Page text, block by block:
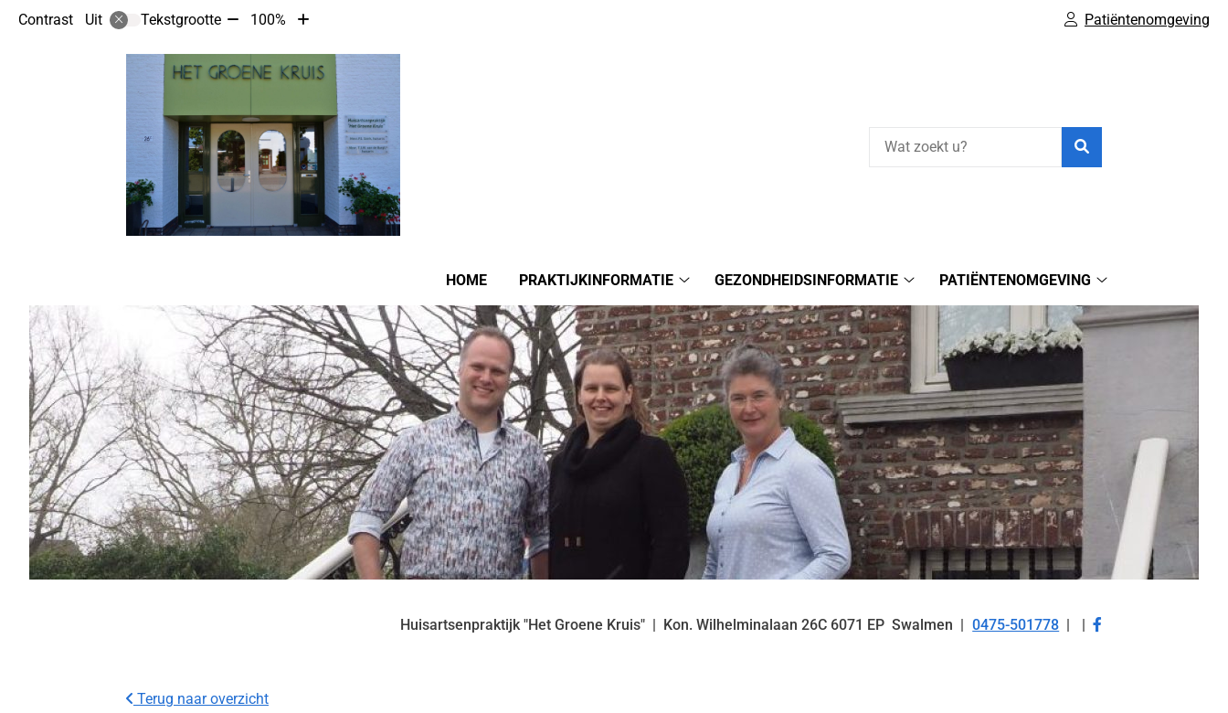
Contrast Uit Tekstgrootte Tekst
met
10%
100%
Tekst
met
10%
Patiëntenomgeving
HOME
PRAKTIJKINFORMATIE
submenu
GEZONDHEIDSINFORMATIE
submenu
PATIËNTENOMGEVING
submenu
Huisartsenpraktijk "Het Groene Kruis" Kon. Wilhelminalaan 26C 6071 EP Swalmen Tel:
0475-501778
Terug naar overzicht